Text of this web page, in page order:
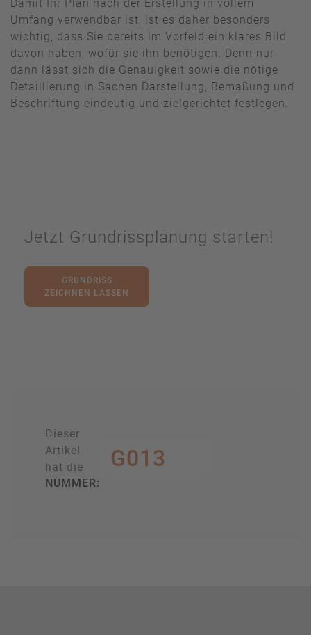
Damit Ihr Plan nach der Erstellung in vollem
Umfang verwendbar ist, ist es daher besonders
wichtig, dass Sie bereits im Vorfeld ein klares Bild
davon haben, wofür sie ihn benötigen. Denn nur
dann lässt sich die Genauigkeit sowie die nötige
Detaillierung in Sachen Darstellung, Bemaßung und
Beschriftung eindeutig und zielgerichtet festlegen.
Jetzt Grundrissplanung starten!
GRUNDRISS
ZEICHNEN LASSEN
Dieser
Artikel
hat die
NUMMER:
G013